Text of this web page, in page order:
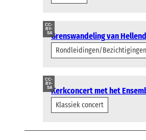
CC-
BY-
SAGrenswandeling van
Rondleidingen/Bezichtigingen
CC-
BY-
SAKerkconcert met het
Klassiek concert